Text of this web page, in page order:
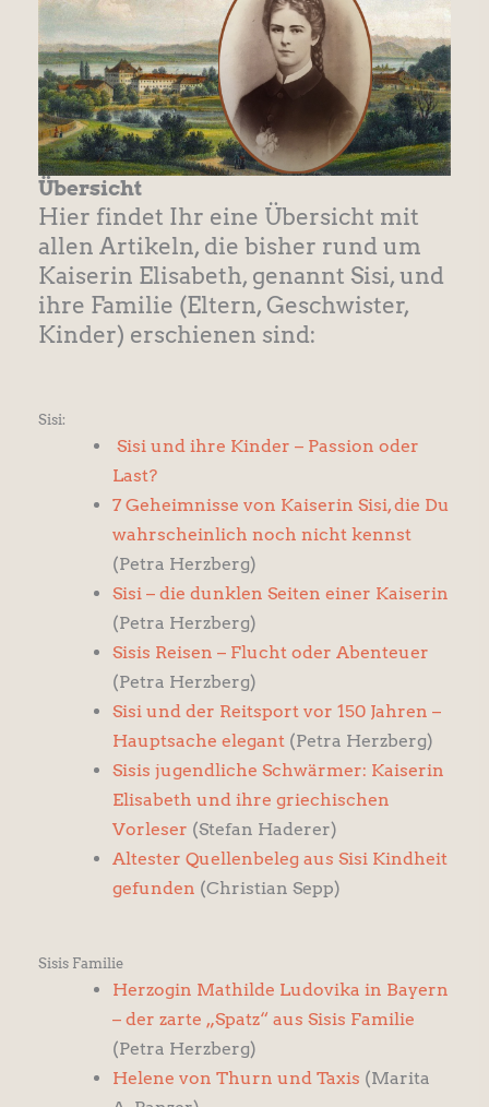
Übersicht
Hier findet Ihr eine Übersicht mit
allen Artikeln, die bisher rund um
Kaiserin Elisabeth, genannt Sisi, und
ihre Familie (Eltern, Geschwister,
Kinder) erschienen sind:
Sisi:
Sisi und ihre Kinder – Passion oder
Last?
7 Geheimnisse von Kaiserin Sisi, die Du
wahrscheinlich noch nicht kennst
(Petra Herzberg)
Sisi – die dunklen Seiten einer Kaiserin
(Petra Herzberg)
Sisis Reisen – Flucht oder Abenteuer
(Petra Herzberg)
Sisi und der Reitsport vor 150 Jahren –
Hauptsache elegant(Petra Herzberg)
Sisis jugendliche Schwärmer: Kaiserin
Elisabeth und ihre griechischen
Vorleser (Stefan Haderer)
Altester Quellenbeleg aus Sisi Kindheit
gefunden (Christian Sepp)
Sisis Familie
Herzogin Mathilde Ludovika in Bayern
– der zarte „Spatz“ aus Sisis Familie
(Petra Herzberg)
Helene von Thurn und Taxis (Marita